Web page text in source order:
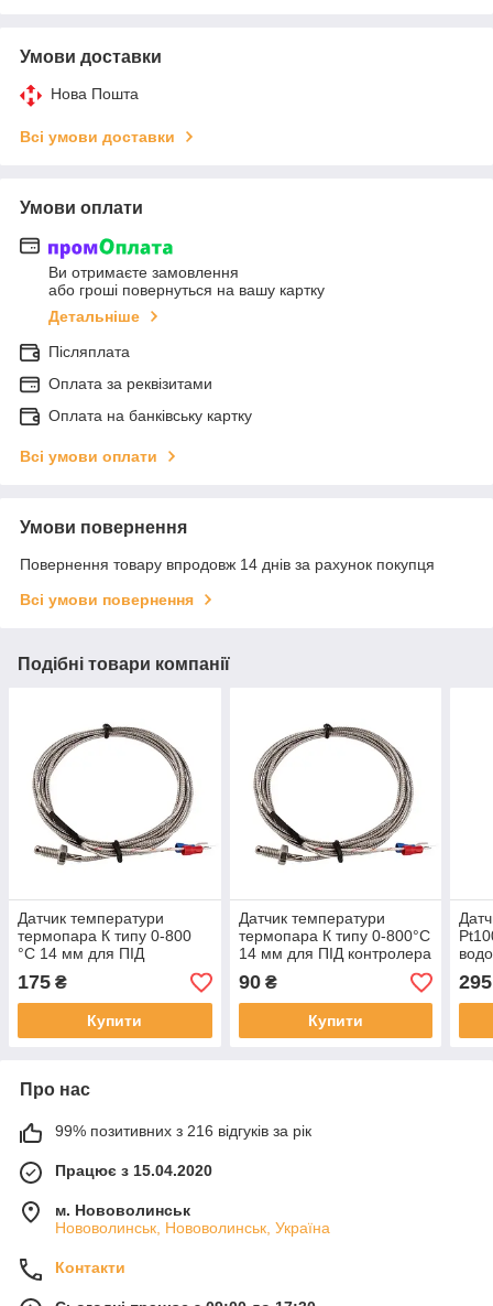
Умови доставки
Нова Пошта
Всі умови доставки
Умови оплати
Ви отримаєте замовлення
або гроші повернуться на вашу картку
Детальніше
Післяплата
Оплата за реквізитами
Оплата на банківську картку
Всі умови оплати
Умови повернення
Повернення товару впродовж 14 днів за рахунок покупця
Всі умови повернення
Подібні товари компанії
Датчик температури
термопара К типу 0-800
°C 14 мм для ПІД
контролера, провід 5 м
175 ₴
Купити
Датчик температури
термопара К типу 0-800°C
14 мм для ПІД контролера
90₴
Купити
295
Про нас
99% позитивних з 216 відгуків за рік
Працює з 15.04.2020
м. Нововолинськ
Нововолинськ, Нововолинськ, Україна
Контакти